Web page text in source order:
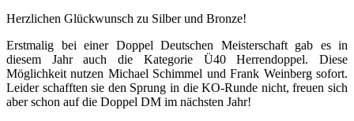
Herzlichen Glückwunsch zu Silber und Bronze!
Erstmalig bei einer Doppel Deutschen Meisterschaft gab es in
diesem Jahr auch die Kategorie Ü40 Herrendoppel. Diese
Möglichkeit nutzen Michael Schimmel und Frank Weinberg sofort.
Leider schafften sie den Sprung in die KO-Runde nicht, freuen sich
aber schon auf die Doppel DM im nächsten Jahr!